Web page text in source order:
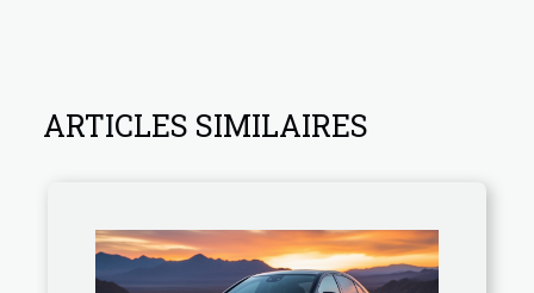
ARTICLES SIMILAIRES